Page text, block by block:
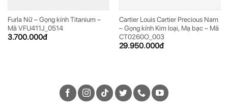
Furla Nữ – Gọng kính Titanium –
Mã VFU411J_0514
3.700.000đ
Cartier Louis Cartier Precious Nam
– Gọng kính Kim loại, Mạ bạc – Mã
CT0260O_003
29.950.000đ